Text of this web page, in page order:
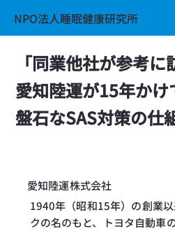
NPO法人睡眠健康研究所
「同業他社が参考に
愛知陸運が15年かけ
盤石なSAS対策の仕
愛知陸運株式会社
1940年（昭和15年）の創業
クの名のもと、トヨタ自動車